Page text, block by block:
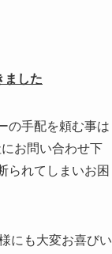
ました
の手配を頼む事は
お問い合わせ下
られてしまいお困
にも大変お喜びい